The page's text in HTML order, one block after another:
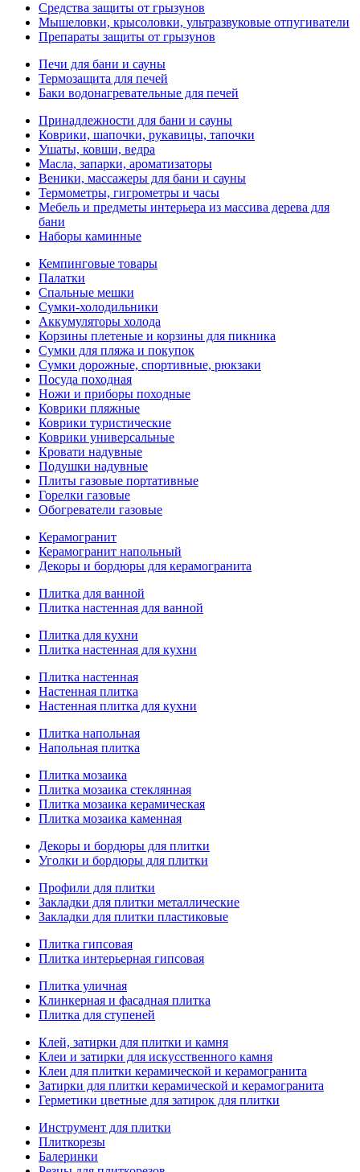
Средства защиты от грызунов
Мышеловки, крысоловки, ультразвуковые отпугиватели
Препараты защиты от грызунов
Печи для бани и сауны
Термозащита для печей
Баки водонагревательные для печей
Принадлежности для бани и сауны
Коврики, шапочки, рукавицы, тапочки
Ушаты, ковши, ведра
Масла, запарки, ароматизаторы
Веники, массажеры для бани и сауны
Термометры, гигрометры и часы
Мебель и предметы интерьера из массива дерева для
бани
Наборы каминные
Кемпинговые товары
Палатки
Спальные мешки
Сумки-холодильники
Аккумуляторы холода
Корзины плетеные и корзины для пикника
Сумки для пляжа и покупок
Сумки дорожные, спортивные, рюкзаки
Посуда походная
Ножи и приборы походные
Коврики пляжные
Коврики туристические
Коврики универсальные
Кровати надувные
Подушки надувные
Плиты газовые портативные
Горелки газовые
Обогреватели газовые
Керамогранит
Керамогранит напольный
Декоры и бордюры для керамогранита
Плитка для ванной
Плитка настенная для ванной
Плитка для кухни
Плитка настенная для кухни
Плитка настенная
Настенная плитка
Настенная плитка для кухни
Плитка напольная
Напольная плитка
Плитка мозаика
Плитка мозаика стеклянная
Плитка мозаика керамическая
Плитка мозаика каменная
Декоры и бордюры для плитки
Уголки и бордюры для плитки
Профили для плитки
Закладки для плитки металлические
Закладки для плитки пластиковые
Плитка гипсовая
Плитка интерьерная гипсовая
Плитка уличная
Клинкерная и фасадная плитка
Плитка для ступеней
Клей, затирки для плитки и камня
Клеи и затирки для искусственного камня
Клеи для плитки керамической и керамогранита
Затирки для плитки керамической и керамогранита
Герметики цветные для затирок для плитки
Инструмент для плитки
Плиткорезы
Балеринки